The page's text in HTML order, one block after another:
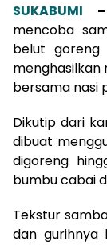
SUKABUMI –
mencoba
belut
menghasilkan
bersama nasi
Dikutip dari
dibuat
digoreng
bumbu cabai
Tekstur
dan gurihnya